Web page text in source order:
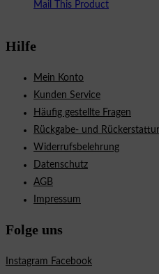
Mail This Product
Hilfe
Mein Konto
Kunden Service
Häufig gestellte Fragen
Rückgabe- und
Widerrufsbelehrung
Datenschutz
AGB
Impressum
Folge uns
Instagram Facebook